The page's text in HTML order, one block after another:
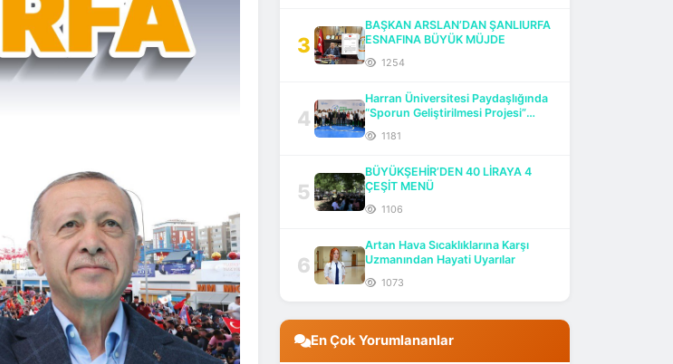
3
BAŞKAN ARSLAN’DAN ŞANLIURFA
ESNAFINA BÜYÜK MÜJDE
1254
4
Harran Üniversitesi Paydaşlığında
“Sporun Geliştirilmesi Projesi”
1181
5
BÜYÜKŞEHİR’DEN 40 LİRAYA 4
ÇEŞİT MENÜ
1106
6
Artan Hava Sıcaklıklarına Karşı
Uzmanından Hayati Uyarılar
1073
En Çok Yorumlananlar